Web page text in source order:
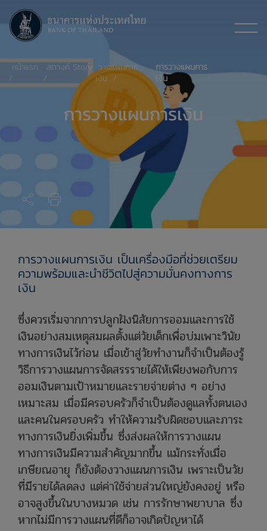
หน้าแรก สตางค์ Story
วางแผนการ
เงิน
การวางแผนการ
เงิน
การวางแผนการเงิน
การวางแผนการเงิน เป็นเครื่องมือที่ช่วยเตรียม
ความพร้อมและนำชีวิตไปสู่ความมั่นคงทางการ
เงิน
ซึ่งควรเริ่มจากการปลูกฝังนิสัยการออมและการใช้
เงินอย่างสมเหตุสมผลตั้งแต่วัยเด็กเพื่อบ่มเพาะวินัย
ทางการเงินไว้ก่อน เมื่อเข้าสู่วัยทำงานก็จำเป็นต้องรู้
วิธีการวางแผนการจัดสรรรายได้ให้เพียงพอกับการ
ออมเงินตามเป้าหมายและรายจ่ายต่าง ๆ อย่าง
เหมาะสม เมื่อมีครอบครัวก็จำเป็นต้องดูแลทั้งตนเอง
และคนในครอบครัว ทำให้ความรับผิดชอบและภาระ
ทางการเงินยิ่งเพิ่มขึ้น ซึ่งส่งผลให้การวางแผน
ทางการเงินมีความสำคัญมากขึ้น แม้กระทั่งเมื่อ
เกษียณอายุ ก็ยังต้องวางแผนการเงิน เพราะเป็นวัย
ที่มีรายได้ลดลง แต่ค่าใช้จ่ายส่วนใหญ่ยังคงอยู่ หรือ
อาจสูงขึ้นในบางหมวด เช่น การรักษาพยาบาล ซึ่ง
หากไม่มีการวางแผนที่ดีก็อาจเกิดปัญหาได้